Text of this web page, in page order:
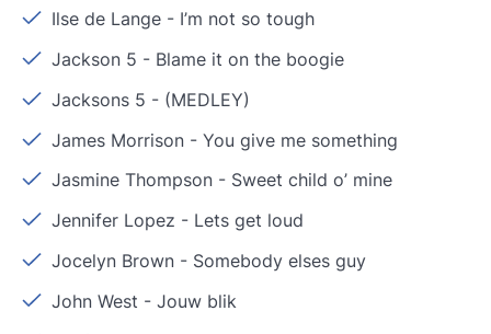
Ilse de Lange - I’m not so tough
Jackson 5 - Blame it on the boogie
Jacksons 5 - (MEDLEY)
James Morrison -You give me something
Jasmine Thompson - Sweet child o’ mine
Jennifer Lopez - Lets get loud
Jocelyn Brown - Somebody elses guy
John West -Jouw blik